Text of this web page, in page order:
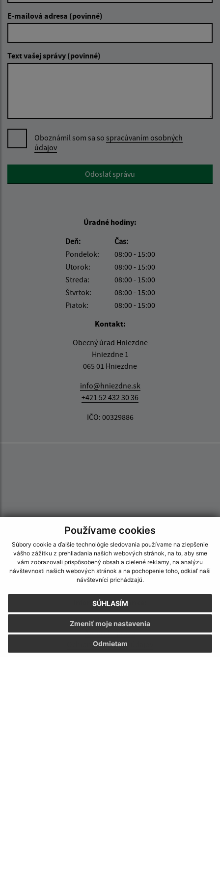
Používame cookies
Súbory cookie a ďalšie technológie sledovania používame na zlepšenie
vášho zážitku z prehliadania našich webových stránok, na to, aby sme
vám zobrazovali prispôsobený obsah a cielené reklamy, na analýzu
návštevnosti našich webových stránok a na pochopenie toho, odkiaľ naši
návštevníci prichádzajú.
SÚHLASÍM
Odmietam
Zmeniť moje nastavenia
E-mailová adresa (povinné)
Text vašej správy (povinné)
Oboznámil som sa so spracúvaním osobných
údajov
Google reCaptcha ResponseOdoslať správu
Úradné hodiny:
Deň:
Čas:
Pondelok:
08:00 - 15:00
Utorok:
08:00 - 15:00
Streda:
08:00 - 15:00
Štvrtok:
08:00 - 15:00
Piatok:
08:00 - 15:00
Kontakt:
Obecný úrad Hniezdne
Hniezdne 1
065 01 Hniezdne
info@hniezdne.sk
+421 52 432 30 36
IČO: 00329886
Informácie o stránke:
Vyhlásenie o prístupnosti
Autorské práva
Ochrana osobných údajov